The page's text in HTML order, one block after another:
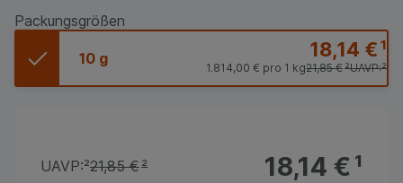
Packungsgrößen
10 g 18,14 €¹
UAVP:²
21,85 €²
1.814,00 € pro 1 kg
18,14 €¹
UAVP:²21,85 €²